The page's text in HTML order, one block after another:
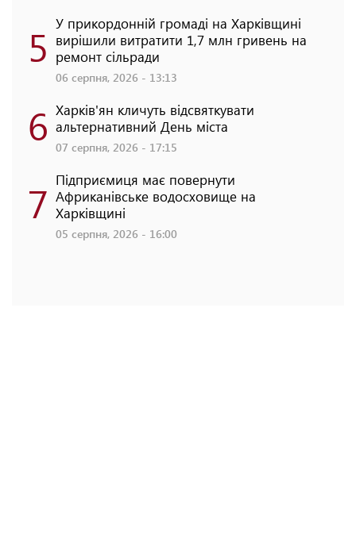
5 У прикордонній громаді на Харківщині
вирішили витратити 1,7 млн гривень на
ремонт сільради
06 серпня, 2026 - 13:13
6 Харків'ян кличуть відсвяткувати
альтернативний День міста
07 серпня, 2026 - 17:15
7 Підприємиця має повернути
Африканівське водосховище на
Харківщині
05 серпня, 2026 - 16:00